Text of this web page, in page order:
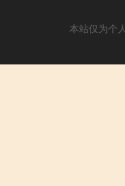
本站仅为个